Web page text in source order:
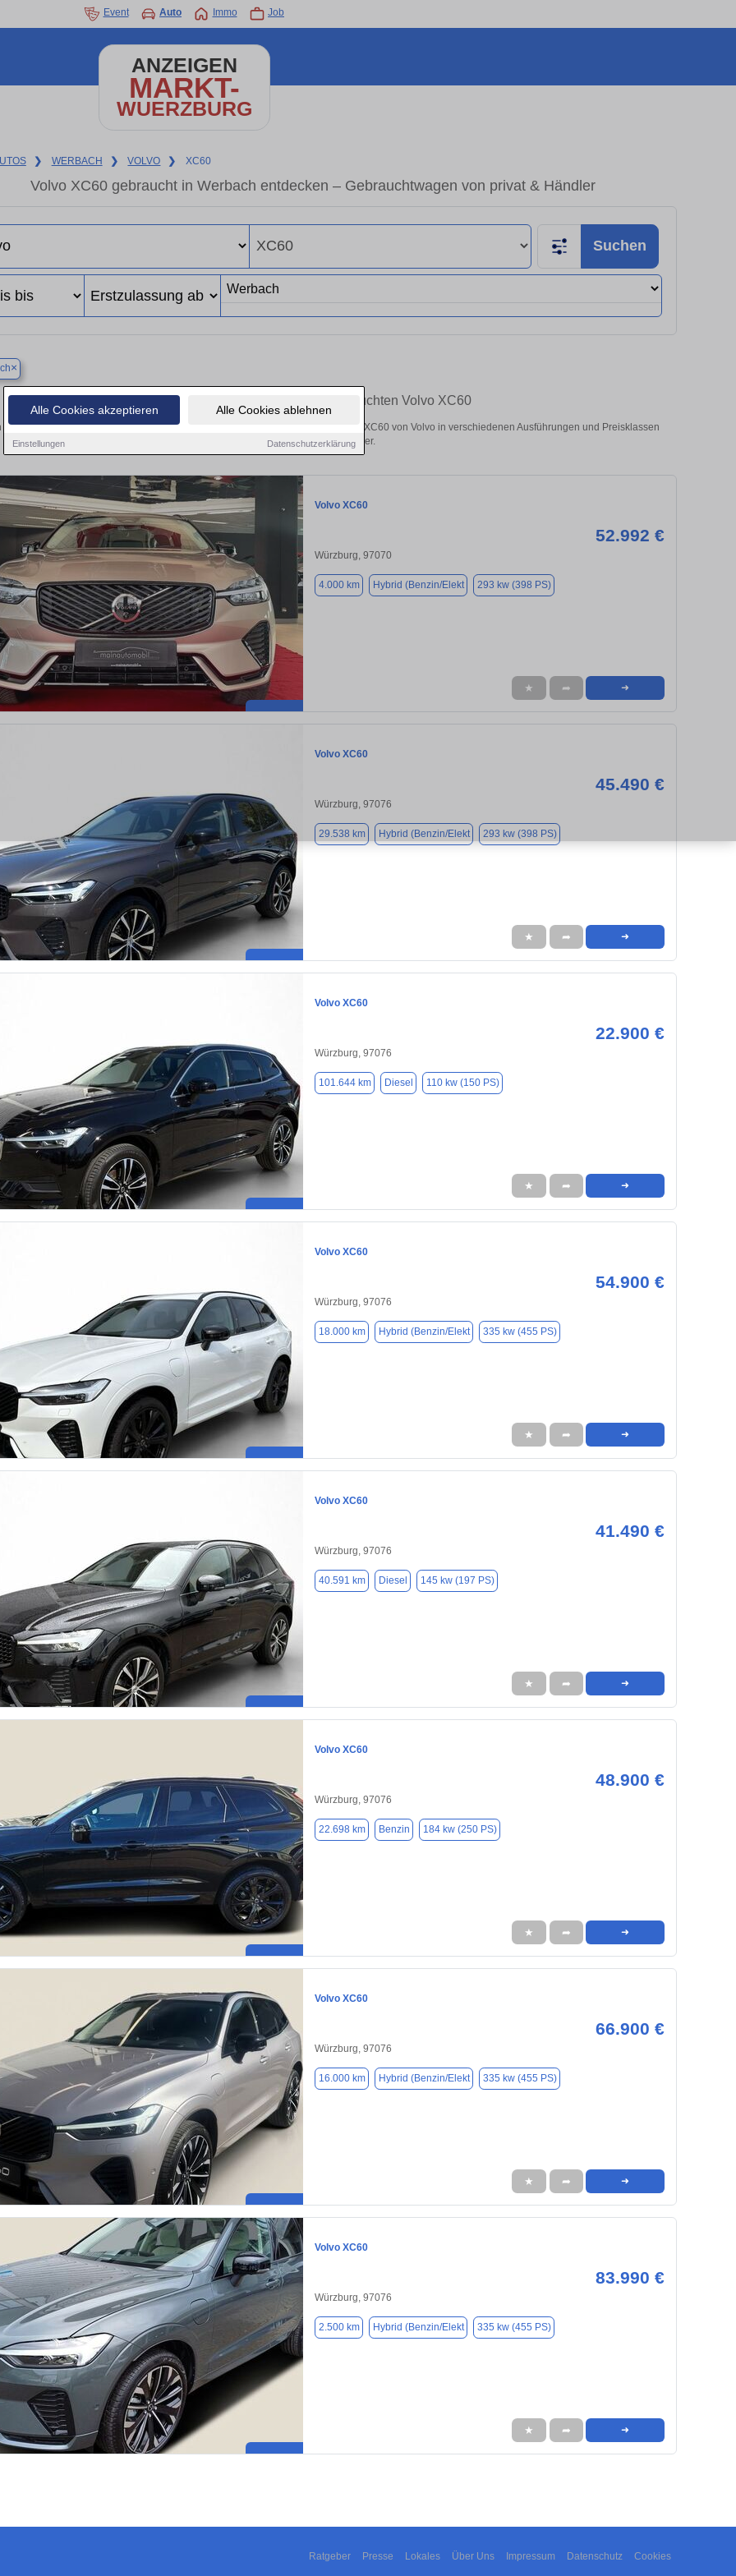
Alle Cookies akzeptieren Alle Cookies ablehnen
Einstellungen Datenschutzerklärung
Event Auto Immo Job
ANZEIGEN
MARKT-
WUERZBURG
❯ WERBACH ❯ VOLVO ❯ XC60
Volvo XC60 gebraucht in Werbach entdecken – Gebrauchtwagen von privat & Händler
Suchen
×
Finden Sie in Werbach Ihren gebrauchten Volvo XC60
Sie in Werbach einen Volvo XC60 Gebrauchtwagen? Entdecken Sie gebrauchte XC60 von Volvo in verschiedenen Ausführungen und Preisklassen
von privat und vom Händler.
Volvo XC60
52.992 €
Würzburg, 97070
4.000 km Hybrid (Benzin/Elekt 293 kw (398 PS)
★ ➦ ➜
Volvo XC60
45.490 €
Würzburg, 97076
29.538 km Hybrid (Benzin/Elekt 293 kw (398 PS)
★ ➦ ➜
Volvo XC60
22.900 €
Würzburg, 97076
101.644 km Diesel 110 kw (150 PS)
★ ➦ ➜
Volvo XC60
54.900 €
Würzburg, 97076
18.000 km Hybrid (Benzin/Elekt 335 kw (455 PS)
★ ➦ ➜
Volvo XC60
41.490 €
Würzburg, 97076
40.591 km Diesel 145 kw (197 PS)
★ ➦ ➜
Volvo XC60
48.900 €
Würzburg, 97076
22.698 km Benzin 184 kw (250 PS)
★ ➦ ➜
Volvo XC60
66.900 €
Würzburg, 97076
16.000 km Hybrid (Benzin/Elekt 335 kw (455 PS)
★ ➦ ➜
Volvo XC60
83.990 €
Würzburg, 97076
2.500 km Hybrid (Benzin/Elekt 335 kw (455 PS)
★ ➦ ➜
Ratgeber Presse Lokales Über Uns Impressum Datenschutz Cookies